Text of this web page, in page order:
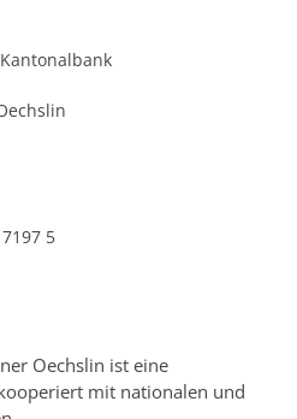
5
Oechslin ist eine
mit nationalen und